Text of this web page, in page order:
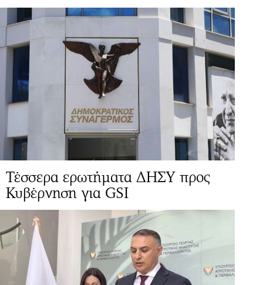
Τέσσερα ερωτήματα ΔΗΣΥ προς
Κυβέρνηση για GSI